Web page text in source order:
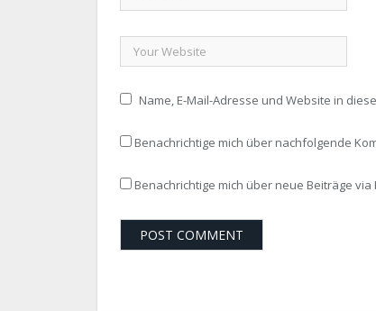
Name, E-Mail-Adresse und Website in
Benachrichtige mich über nachfolgende
Benachrichtige mich über neue Beiträge via